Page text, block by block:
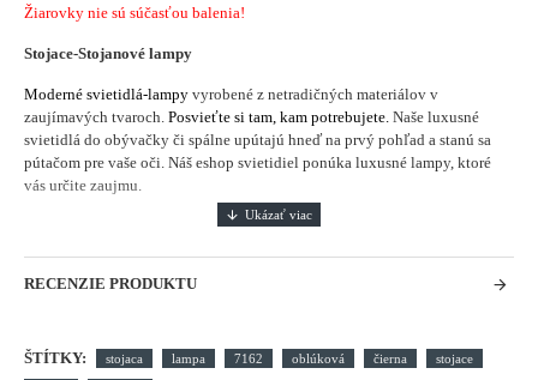
Žiarovky nie sú súčasťou balenia!
Stojace-Stojanové lampy
Moderné svietidlá-lampy vyrobené z netradičných materiálov v
zaujímavých tvaroch. Posvieťte si tam, kam potrebujete. Naše luxusné
svietidlá do obývačky či spálne upútajú hneď na prvý pohľad a stanú sa
pútačom pre vaše oči. Náš eshop svietidiel ponúka luxusné lampy, ktoré
vás určite zaujmu.
RECENZIE PRODUKTU
ŠTÍTKY: stojaca lampa 7162 oblúková čierna stojace